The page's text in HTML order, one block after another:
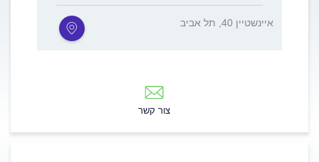
איינשטיין 40, תל אביב
צור קשר